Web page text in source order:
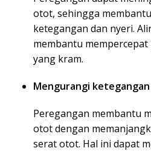
otot, sehingga
ketegangan dan nyeri.
membantu
yang kram.
Mengurangi
Peregangan membantu
otot dengan
serat otot. Hal ini dapat